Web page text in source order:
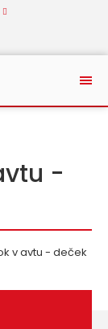
-
v avtu - deček